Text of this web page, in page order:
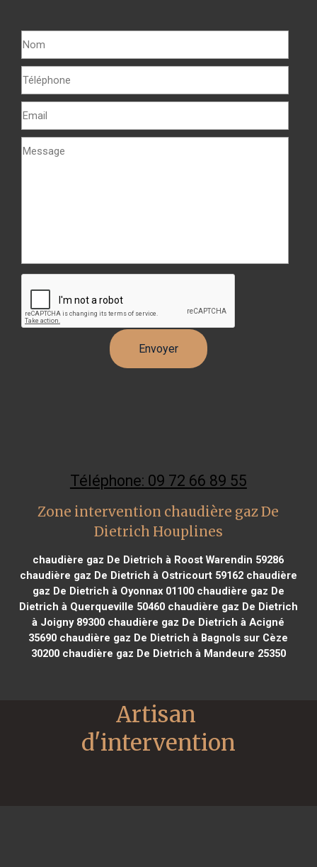
Téléphone: 09 72 66 89 55
Zone intervention chaudière gaz De
Dietrich Houplines
chaudière gaz De Dietrich à Roost Warendin 59286
chaudière gaz De Dietrich à Ostricourt 59162chaudière
gaz De Dietrich à Oyonnax 01100chaudière gaz De
Dietrich à Querqueville 50460chaudière gaz De Dietrich
à Joigny 89300 chaudière gaz De Dietrich à Acigné
35690 chaudière gaz De Dietrich à Bagnols sur Cèze
30200chaudière gaz De Dietrich à Mandeure 25350
Artisan
d'intervention